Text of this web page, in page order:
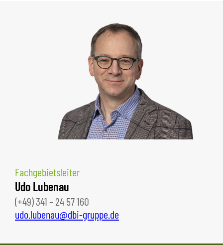
Fachgebietsleiter
Udo Lubenau
(+49) 341 – 24 57 160
udo.lubenau@dbi-gruppe.de